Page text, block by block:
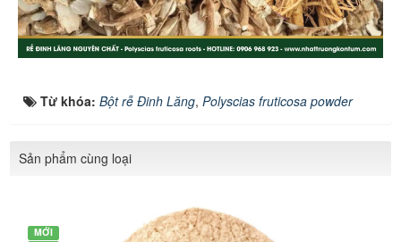
Từ khóa: Bột rễ Đinh Lăng, Polyscias fruticosa powder
Sản phẩm cùng loại
MỚI